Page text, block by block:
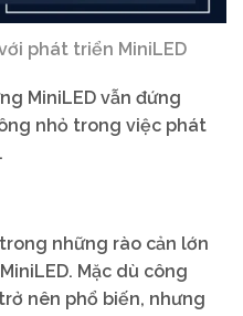
phát triển MiniLED
MiniLED vẫn đứng
nhỏ trong việc phát
những rào cản lớn
Mặc dù công
nên phổ biến, nhưng